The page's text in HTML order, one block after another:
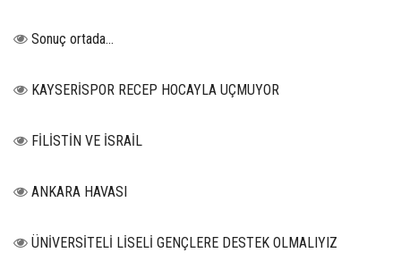
Sonuç ortada…
KAYSERİSPOR RECEP HOCAYLA UÇMUYOR
FİLİSTİN VE İSRAİL
ANKARA HAVASI
ÜNİVERSİTELİ LİSELİ GENÇLERE DESTEK OLMALIYIZ